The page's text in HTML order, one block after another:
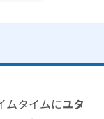
ムタイムにユタ